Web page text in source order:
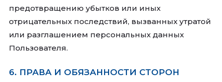
предотвращению убытков или иных
отрицательных последствий, вызванных утратой
или разглашением персональных данных
Пользователя.
6. ПРАВА И ОБЯЗАННОСТИ СТОРОН